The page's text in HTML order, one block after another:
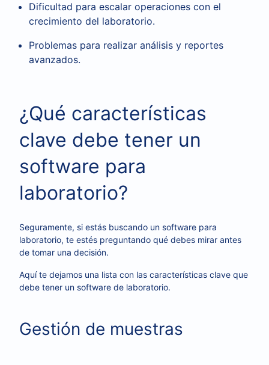
Dificultad para escalar operaciones con el
crecimiento del laboratorio.
Problemas para realizar análisis y reportes
avanzados.
¿Qué características
clave debe tener un
software para
laboratorio?
Seguramente, si estás buscando un software para
laboratorio, te estés preguntando qué debes mirar antes
de tomar una decisión.
Aquí te dejamos una lista con las características clave que
debe tener un software de laboratorio.
Gestión de muestras